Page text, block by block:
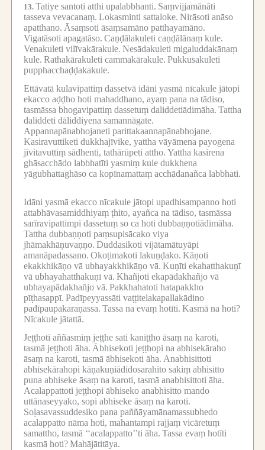
13. Tatiye santoti atthi upalabbhanti. Saṃvijjamānāti
tasseva vevacanaṃ. Lokasminti sattaloke. Nirāsoti anāso
apatthano. Āsaṃsoti āsaṃsamāno patthayamāno.
Vigatāsoti apagatāso. Caṇḍālakuleti caṇḍālānaṃ kule.
Venakuleti vilīvakārakule. Nesādakuleti migaluddakānaṃ
kule. Rathakārakuleti cammakārakule. Pukkusakuleti
pupphacchaḍḍakakule.
Ettāvatā kulavipattiṃ dassetvā idāni yasmā nīcakule jātopi
ekacco aḍḍho hoti mahaddhano, ayaṃ pana na tādiso,
tasmāssa bhogavipattiṃ dassetuṃ daliddetiādimāha. Tattha
daliddeti dāliddiyena samannāgate.
Appannapānabhojaneti parittakaannapānabhojane.
Kasiravuttiketi dukkhajīvike, yattha vāyāmena payogena
jīvitavuttiṃ sādhenti, tathārūpeti attho. Yattha kasirena
ghāsacchādo labbhatīti yasmiṃ kule dukkhena
yāgubhattaghāso ca kopīnamattaṃ acchādanañca labbhati.
Idāni yasmā ekacco nīcakule jātopi upadhisampanno hoti
attabhāvasamiddhiyaṃ ṭhito, ayañca na tādiso, tasmāssa
sarīravipattimpi dassetuṃ so ca hoti dubbaṇṇotiādimāha.
Tattha dubbaṇṇoti paṃsupisācako viya
jhāmakhāṇuvaṇṇo. Duddasikoti vijātamātuyāpi
amanāpadassano. Okoṭimakoti lakuṇḍako. Kāṇoti
ekakkhikāṇo vā ubhayakkhikāṇo vā. Kuṇīti ekahatthakuṇī
vā ubhayahatthakuṇī vā. Khañjoti ekapādakhañjo vā
ubhayapādakhañjo vā. Pakkhahatoti hatapakkho
pīṭhasappī. Padīpeyyassāti vaṭṭitelakapallakādino
padīpaupakaraṇassa. Tassa na evaṃ hotīti. Kasmā na hoti?
Nīcakule jātattā.
Jeṭṭhoti aññasmiṃ jeṭṭhe sati kaniṭṭho āsaṃ na karoti,
tasmā jeṭṭhoti āha. Ābhisekoti jeṭṭhopi na abhisekāraho
āsaṃ na karoti, tasmā ābhisekoti āha. Anabhisittoti
abhisekārahopi kāṇakuṇiādidosarahito sakiṃ abhisitto
puna abhiseke āsaṃ na karoti, tasmā anabhisittoti āha.
Acalappattoti jeṭṭhopi ābhiseko anabhisitto mando
uttānaseyyako, sopi abhiseke āsaṃ na karoti.
Soḷasavassuddesiko pana paññāyamānamassubhedo
acalappatto nāma hoti, mahantampi rajjaṃ vicāretuṃ
samattho, tasmā ‘‘acalappatto’’ti āha. Tassa evaṃ hotīti
kasmā hoti?Mahājātitāya.